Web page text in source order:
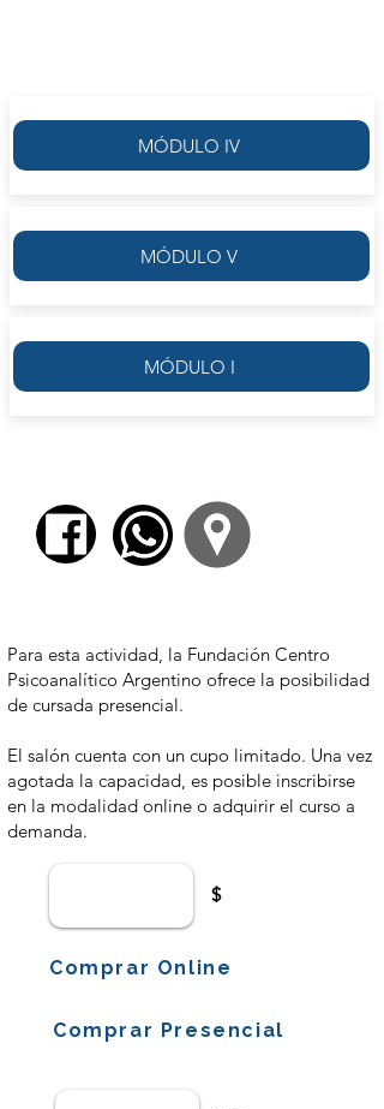
MÓDULO IV
MÓDULO V
MÓDULO I
Para esta actividad, la Fundación Centro
Psicoanalítico Argentino ofrece la posibilidad
de cursada presencial.
El salón cuenta con un cupo limitado. Una vez
agotada la capacidad, es posible inscribirse
en la modalidad online o adquirir el curso a
demanda.
$
Comprar Online
Comprar Presencial